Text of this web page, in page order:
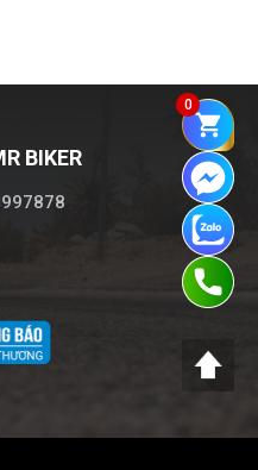
BIKER
0